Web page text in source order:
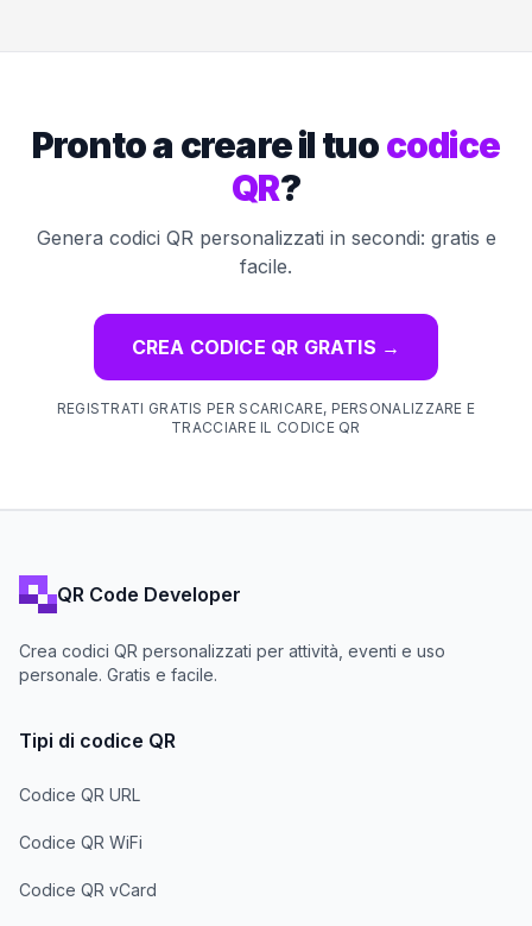
Pronto a creare il tuocodice
QR?
Genera codici QR personalizzati in secondi: gratis e
facile.
CREA CODICE QR GRATIS →
REGISTRATI GRATIS PER SCARICARE, PERSONALIZZARE E
TRACCIARE IL CODICE QR
QR Code Developer
Crea codici QR personalizzati per attività, eventi e uso
personale. Gratis e facile.
Tipi di codice QR
Codice QR URL
Codice QR WiFi
Codice QR vCard